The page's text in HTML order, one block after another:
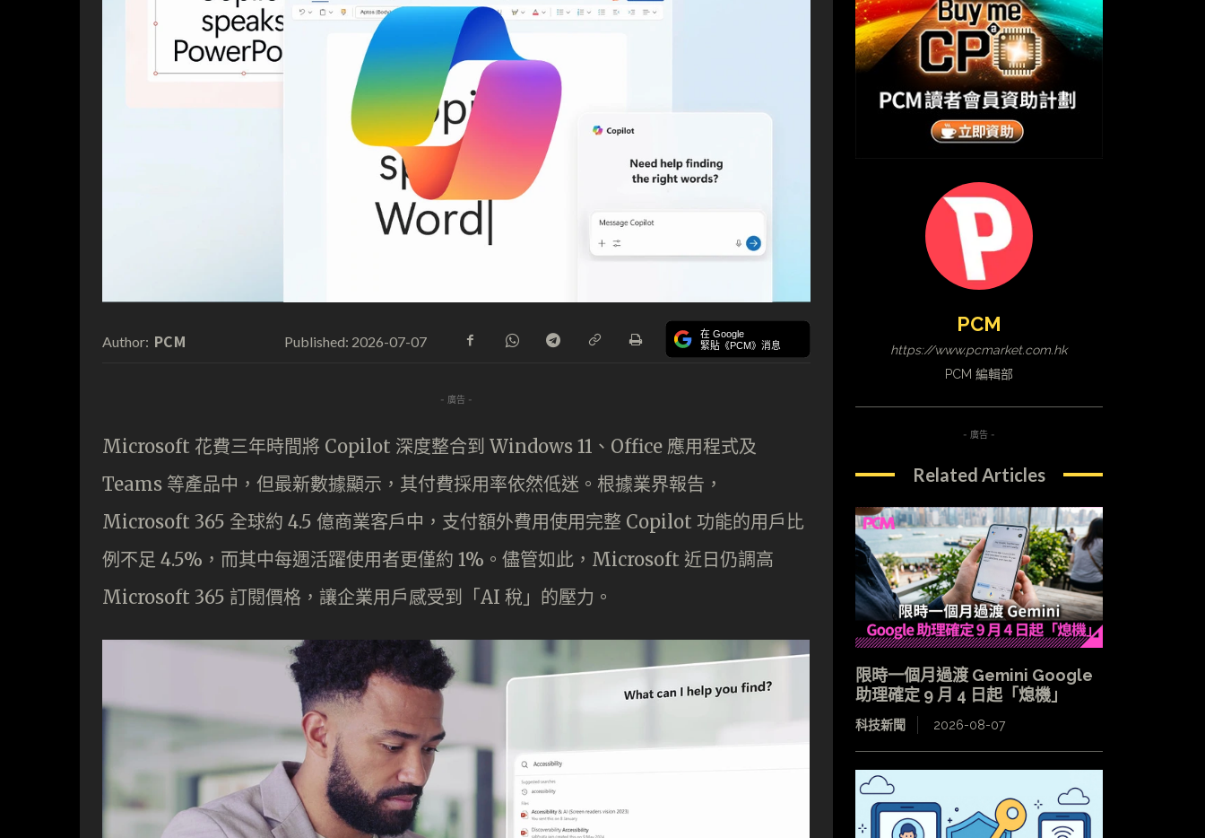
Author: PCM Published: 2026-07-07 在 Google
緊貼《PCM》消息
- 廣告 -
Microsoft 花費三年時間將 Copilot 深度整合到 Windows 11、Office 應用程式及
Teams 等產品中，但最新數據顯示，其付費採用率依然低迷。根據業界報告，
Microsoft 365 全球約 4.5 億商業客戶中，支付額外費用使用完整 Copilot 功能的用戶比
例不足 4.5%，而其中每週活躍使用者更僅約 1%。儘管如此，Microsoft 近日仍調高
Microsoft 365 訂閱價格，讓企業用戶感受到「AI 稅」的壓力。
PCM
https://www.pcmarket.com.hk
PCM 編輯部
- 廣告 -
Related Articles
限時一個月過渡 Gemini Google
助理確定 9 月 4 日起「熄機」
科技新聞 2026-08-07